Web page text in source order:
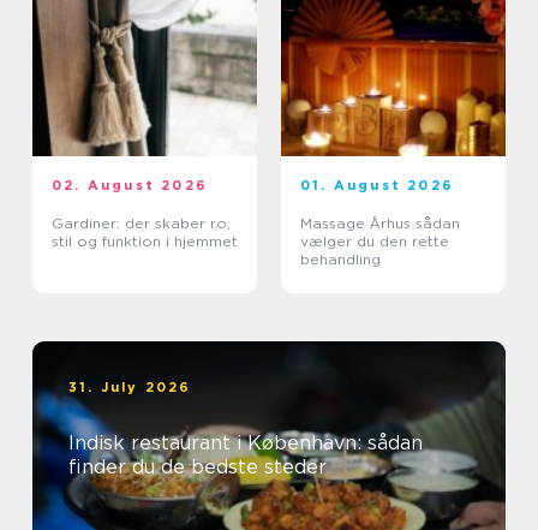
02. August 2026
Gardiner: der skaber ro,
stil og funktion i hjemmet
01. August 2026
Massage Århus sådan
vælger du den rette
behandling
31. July 2026
Indisk restaurant i København: sådan
finder du de bedste steder